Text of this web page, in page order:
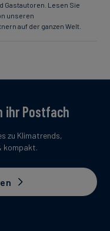
Gastautoren. Lesen Sie
unseren
auf der ganzen Welt.
ihr Postfach
zu Klimatrends,
kompakt.